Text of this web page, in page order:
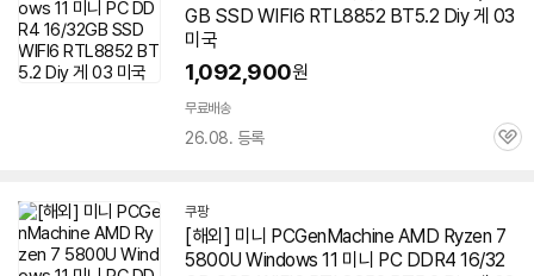
GB SSD WIFI6 RTL8852 BT5.2 Diy 게 03
미국
1,092,900원
무료배송
26.08. 등록
관
쿠팡
[해외] 미니 PCGenMachine AMD Ryzen 7
5800U Windows 11 미니 PC DDR4 16/32